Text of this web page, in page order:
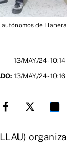
de Llanera
13/MAY/24- 10:14
13/MAY/24 - 10:16
organiza